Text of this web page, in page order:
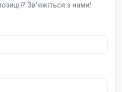
Зв'яжіться з нами!